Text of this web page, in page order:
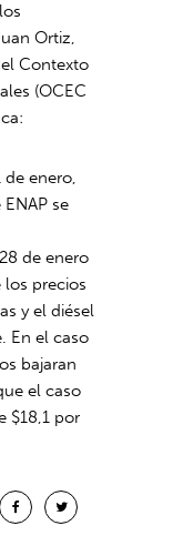
Ortiz,
Contexto
(OCEC
de enero,
se
de enero
los precios
y el diésel
En el caso
bajaran
el caso
$18,1 por